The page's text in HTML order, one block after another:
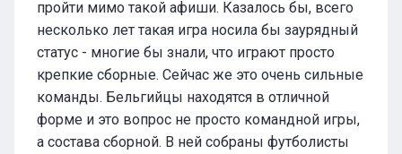
пройти мимо такой афиши. Казалось бы, всего
несколько лет такая игра носила бы заурядный
статус - многие бы знали, что играют просто
крепкие сборные. Сейчас же это очень сильные
команды. Бельгийцы находятся в отличной
форме и это вопрос не просто командной игры,
а состава сборной. В ней собраны футболисты